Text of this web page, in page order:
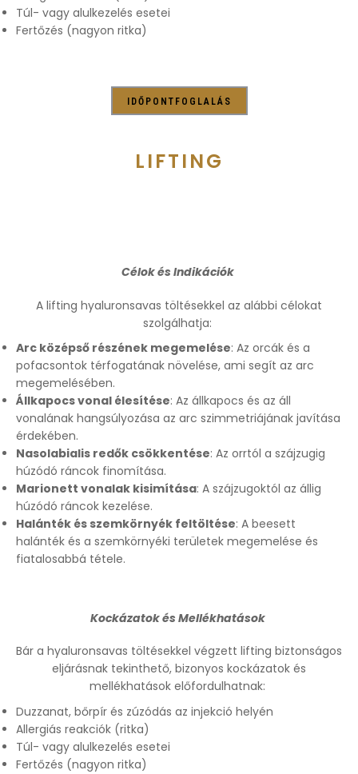
Túl- vagy alulkezelés esetei
Fertőzés (nagyon ritka)
IDŐPONTFOGLALÁS
LIFTING
Célok és Indikációk
A lifting hyaluronsavas töltésekkel az alábbi célokat
szolgálhatja:
Arc középső részének megemelése: Az orcák és a
pofacsontok térfogatának növelése, ami segít az arc
megemelésében.
Állkapocs vonal élesítése: Az állkapocs és az áll
vonalának hangsúlyozása az arc szimmetriájának javítása
érdekében.
Nasolabialis redők csökkentése: Az orrtól a szájzugig
húzódó ráncok finomítása.
Marionett vonalak kisimítása: A szájzugoktól az állig
húzódó ráncok kezelése.
Halánték és szemkörnyék feltöltése: A beesett
halánték és a szemkörnyéki területek megemelése és
fiatalosabbá tétele.
Kockázatok és Mellékhatások
Bár a hyaluronsavas töltésekkel végzett lifting biztonságos
eljárásnak tekinthető, bizonyos kockázatok és
mellékhatások előfordulhatnak:
Duzzanat, bőrpír és zúzódás az injekció helyén
Allergiás reakciók (ritka)
Túl- vagy alulkezelés esetei
Fertőzés (nagyon ritka)